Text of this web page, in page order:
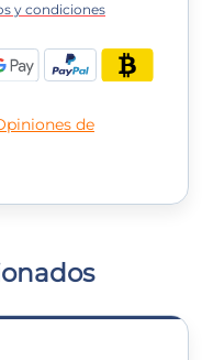
y condiciones
de